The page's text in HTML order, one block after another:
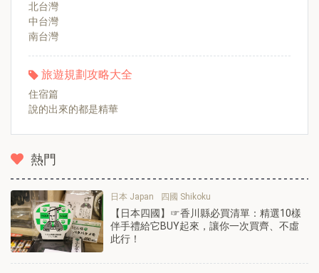
北台灣
中台灣
南台灣
旅遊規劃攻略大全
住宿篇
說的出來的都是精華
熱門
日本 Japan 四國 Shikoku
【日本四國】☞香川縣必買清單：精選10樣
伴手禮給它BUY起來，讓你一次買齊、不虛
此行！